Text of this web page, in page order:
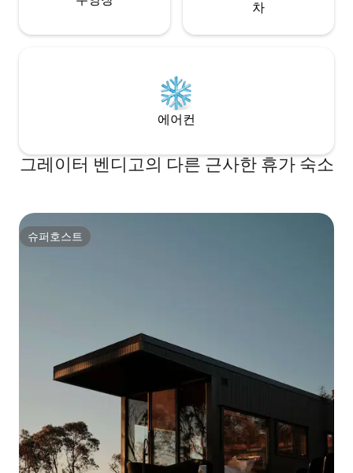
차
에어컨
그레이터 벤디고의 다른 근사한 휴가 숙소
슈퍼호스트
슈퍼호스트